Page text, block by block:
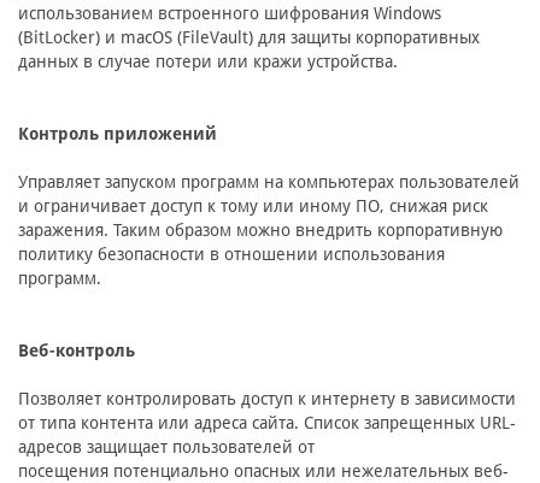
использованием встроенного шифрования Windows
(BitLocker) и macOS (FileVault) для защиты корпоративных
данных в случае потери или кражи устройства.
Контроль приложений
Управляет запуском программ на компьютерах пользователей
и ограничивает доступ к тому или иному ПО, снижая риск
заражения. Таким образом можно внедрить корпоративную
политику безопасности в отношении использования
программ.
Веб-контроль
Позволяет контролировать доступ к интернету в зависимости
от типа контента или адреса сайта. Список запрещенных URL-
адресов защищает пользователей от
посещения потенциально опасных или нежелательных веб-